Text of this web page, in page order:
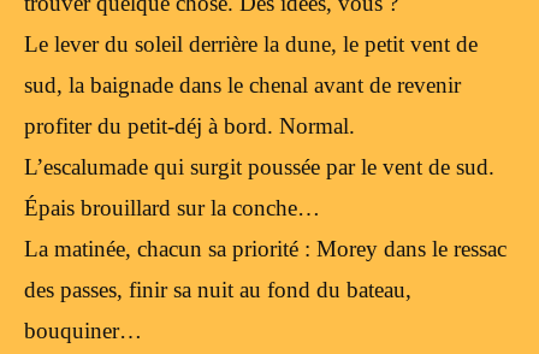
Le lever du soleil derrière la dune, le petit vent de
sud, la baignade dans le chenal avant de revenir
profiter du petit-déj à bord. Normal.
L’escalumade qui surgit poussée par le vent de sud.
Épais brouillard sur la conche…
La matinée, chacun sa priorité : Morey dans le ressac
des passes, finir sa nuit au fond du bateau,
bouquiner…